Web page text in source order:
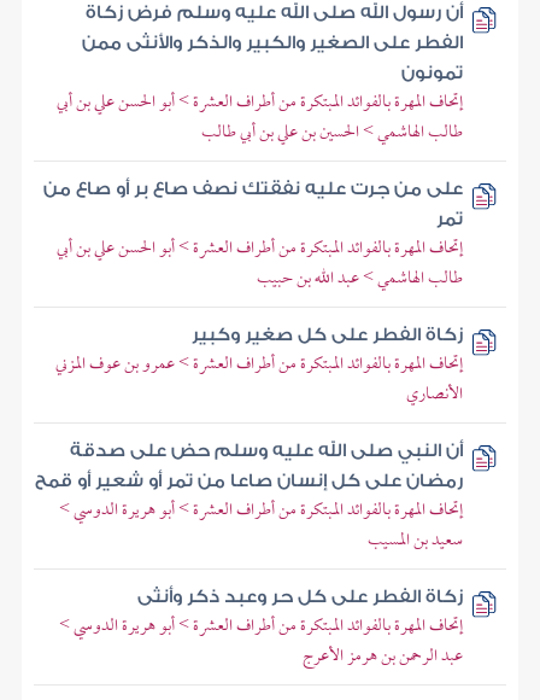
أن رسول الله صلى الله عليه وسلم فرض زكاة
الفطر على الصغير والكبير والذكر والأنثى ممن
تمونون
إتحاف المهرة بالفوائد المبتكرة من أطراف العشرة > أبو الحسن علي بن أبي
طالب الهاشمي > الحسين بن علي بن أبي طالب
على من جرت عليه نفقتك نصف صاع بر أو صاع من
تمر
إتحاف المهرة بالفوائد المبتكرة من أطراف العشرة > أبو الحسن علي بن أبي
طالب الهاشمي > عبد الله بن حبيب
زكاة الفطر على كل صغير وكبير
إتحاف المهرة بالفوائد المبتكرة من أطراف العشرة > عمرو بن عوف المزني
الأنصاري
أن النبي صلى الله عليه وسلم حض على صدقة
رمضان على كل إنسان صاعا من تمر أو شعير أو قمح
إتحاف المهرة بالفوائد المبتكرة من أطراف العشرة > أبو هريرة الدوسي >
سعيد بن المسيب
زكاة الفطر على كل حر وعبد ذكر وأنثى
إتحاف المهرة بالفوائد المبتكرة من أطراف العشرة > أبو هريرة الدوسي >
عبد الرحمن بن هرمز الأعرج